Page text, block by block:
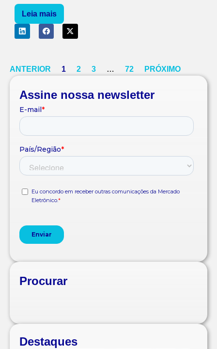
Leia mais
ANTERIOR 1 2 3 … 72 PRÓXIMO
Assine nossa newsletter
Procurar
Destaques